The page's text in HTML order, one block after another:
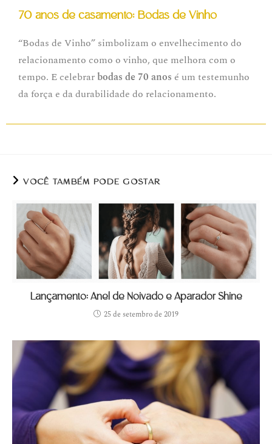
70 anos de casamento: Bodas de Vinho
“Bodas de Vinho” simbolizam o envelhecimento do
relacionamento como o vinho, que melhora com o
tempo. E celebrarbodas de 70 anos é um testemunho
da força e da durabilidade do relacionamento.
VOCÊ TAMBÉM PODE GOSTAR
Lançamento: Anel de Noivado e Aparador Shine
25 de setembro de 2019